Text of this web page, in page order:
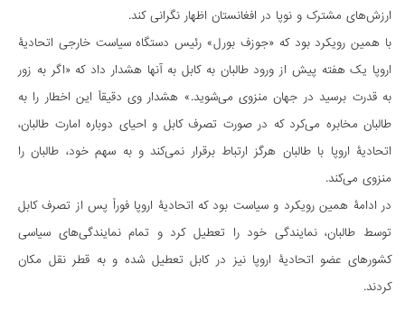
ارزش‌های مشترک و نوپا در افغانستان اظهار نگرانی کند.
با همین رویکرد بود که «جوزف بورل» رئیس دستگاه سیاست خارجی اتحادیۀ
اروپا یک هفته پیش از ورود طالبان به کابل به آنها هشدار داد که «اگر به زور
به قدرت برسید در جهان منزوی می‌شوید.» هشدار وی دقیقاً این اخطار را به
طالبان مخابره می‌کرد که در صورت تصرف کابل و احیای دوباره امارت طالبان،
اتحادیۀ اروپا با طالبان هرگز ارتباط برقرار نمی‌کند و به سهم خود، طالبان را
منزوی می‌کند.
در ادامۀ همین رویکرد و سیاست بود که اتحادیۀ اروپا فوراً پس از تصرف کابل
توسط طالبان، نمایندگی خود را تعطیل کرد و تمام نمایندگی‌های سیاسی
کشورهای عضو اتحادیۀ اروپا نیز در کابل تعطیل شده و به قطر نقل مکان
کردند.